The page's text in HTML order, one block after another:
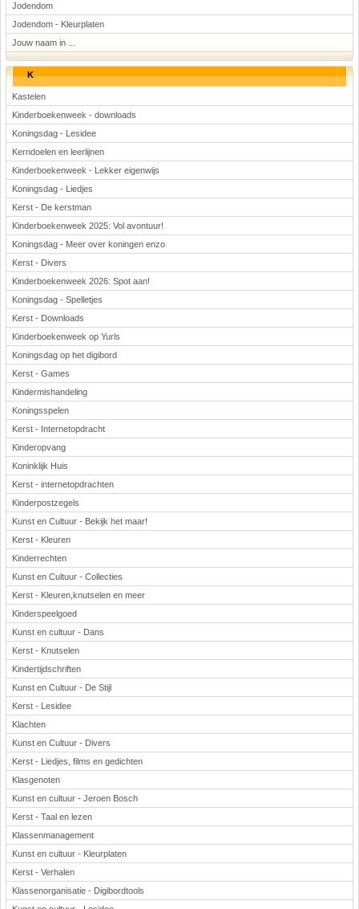
Jodendom
Jodendom - Kleurplaten
Jouw naam in ...
K
Kastelen
Kinderboekenweek - downloads
Koningsdag - Lesidee
Kerndoelen en leerlijnen
Kinderboekenweek - Lekker eigenwijs
Koningsdag - Liedjes
Kerst - De kerstman
Kinderboekenweek 2025: Vol avontuur!
Koningsdag - Meer over koningen enzo
Kerst - Divers
Kinderboekenweek 2026: Spot aan!
Koningsdag - Spelletjes
Kerst - Downloads
Kinderboekenweek op Yurls
Koningsdag op het digibord
Kerst - Games
Kindermishandeling
Koningsspelen
Kerst - Internetopdracht
Kinderopvang
Koninklijk Huis
Kerst - internetopdrachten
Kinderpostzegels
Kunst en Cultuur - Bekijk het maar!
Kerst - Kleuren
Kinderrechten
Kunst en Cultuur - Collecties
Kerst - Kleuren,knutselen en meer
Kinderspeelgoed
Kunst en cultuur - Dans
Kerst - Knutselen
Kindertijdschriften
Kunst en Cultuur - De Stijl
Kerst - Lesidee
Klachten
Kunst en Cultuur - Divers
Kerst - Liedjes, films en gedichten
Klasgenoten
Kunst en cultuur - Jeroen Bosch
Kerst - Taal en lezen
Klassenmanagement
Kunst en cultuur - Kleurplaten
Kerst - Verhalen
Klassenorganisatie - Digibordtools